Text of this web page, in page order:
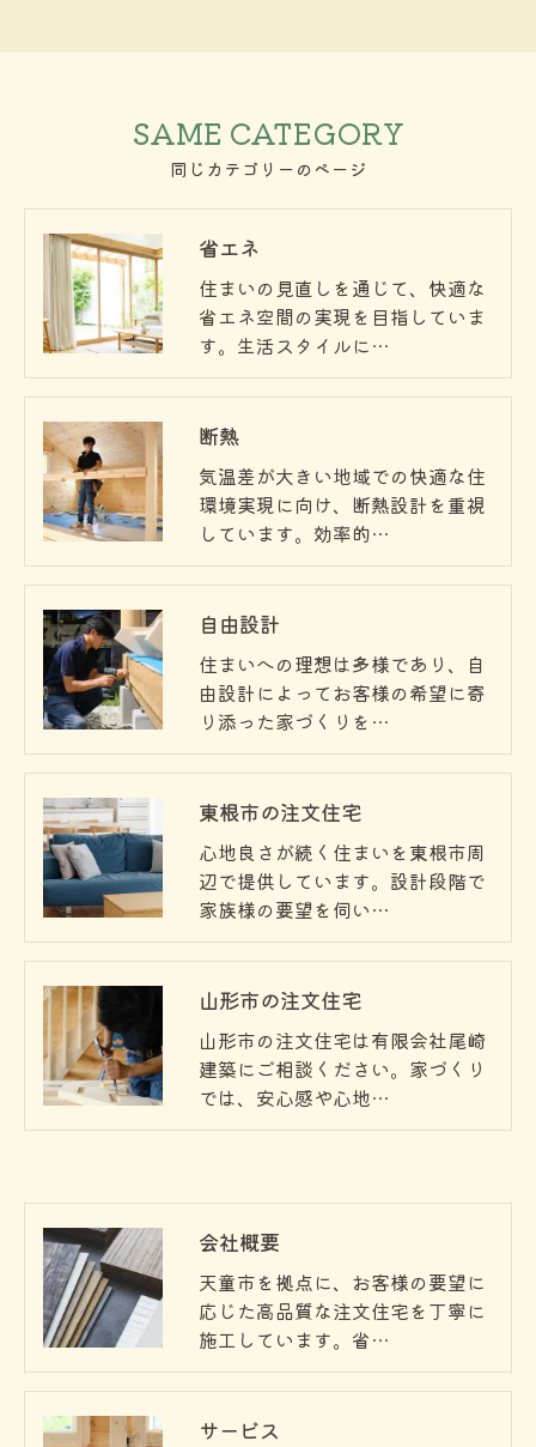
同じカテゴリーのページ
SAME CATEGORY
省エネ
住まいの見直しを通じて、快適な
省エネ空間の実現を目指していま
す。生活スタイルに…
断熱
気温差が大きい地域での快適な住
環境実現に向け、断熱設計を重視
しています。効率的…
自由設計
住まいへの理想は多様であり、自
由設計によってお客様の希望に寄
り添った家づくりを…
東根市の注文住宅
心地良さが続く住まいを東根市周
辺で提供しています。設計段階で
家族様の要望を伺い…
山形市の注文住宅
山形市の注文住宅は有限会社尾崎
建築にご相談ください。家づくり
では、安心感や心地…
会社概要
天童市を拠点に、お客様の要望に
応じた高品質な注文住宅を丁寧に
施工しています。省…
サービス